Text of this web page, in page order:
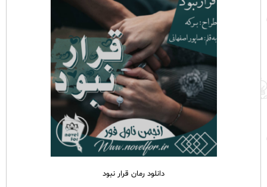
دانلود رمان قرار نبود